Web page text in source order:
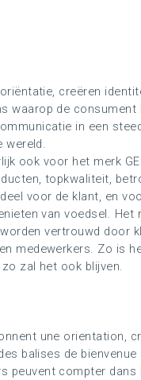
creëren
waarop de consument
in een
wereld.
ook voor het merk
topkwaliteit,
voor de klant, en
van voedsel. Het
vertrouwd door
medewerkers. Zo is
zal het ook blijven.
une orientation,
balises de bienvenue
peuvent compter dans